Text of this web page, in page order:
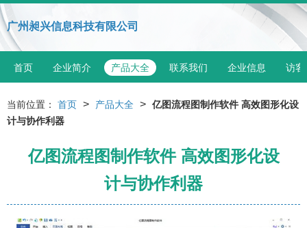
广州昶兴信息科技有限公司
首页 企业简介 产品大全 联系我们 企业信息 访客
当前位置： 首页 > 产品大全 > 亿图流程图制作软件 高效图形化设
计与协作利器
亿图流程图制作软件 高效图形化设
计与协作利器